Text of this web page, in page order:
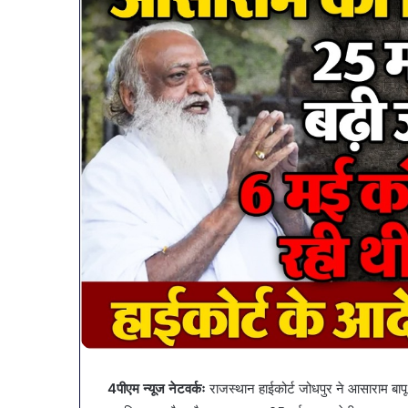
4पीएम न्यूज नेटवर्कः राजस्थान हाईकोर्ट जोधपुर ने आसाराम
पेट
की
बचना